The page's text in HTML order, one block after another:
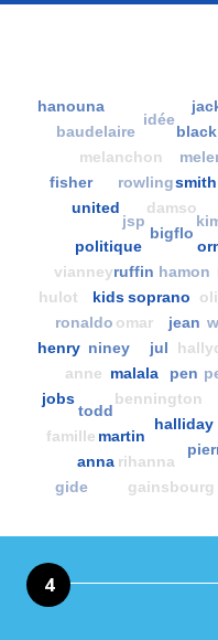
hamon
jean
bigflo
oli
pen
soprano
damso
bennington
jul
malala
omar
rowling
ruffin
smith
halliday
jsp
martin
melanchon
niney
politique
kids
rihanna
ronaldo
todd
united
vianney
anna
anne
baudelaire black
famille
fisher
gainsbourg
gide
hanouna
henry
hulot
idée
jobs
4